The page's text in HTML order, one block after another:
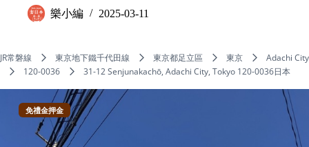
樂小編 2025-03-11
JR常磐線 東京地下鐵千代田線 東京都足立區 東京
Adachi City
120-0036
31-12 Senjunakachō, Adachi City, Tokyo 120-0036日本
免禮金押金